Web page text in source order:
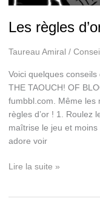
Les règles
Taureau Amiral /
Voici quelques
THE TAOUCH! OF
fumbbl.com. Même les
règles d’or ! 1. Roulez
maîtrise le jeu et
adore voir
Les
Lire la suite »